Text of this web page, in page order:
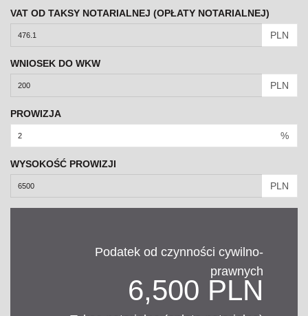
VAT OD TAKSY NOTARIALNEJ (OPŁATY NOTARIALNEJ)
PLN
WNIOSEK DO WKW
PLN
PROWIZJA
%
WYSOKOŚĆ PROWIZJI
PLN
Podatek od czynności cywilno-
prawnych
6,500 PLN